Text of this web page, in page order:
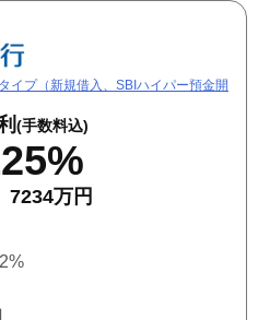
イプ（新規借入、SBIハイパー預金開
(手数料込)
7234万円